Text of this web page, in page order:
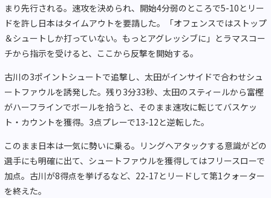
まり先行される。速攻を決められ、開始4分弱のところで5-10とリー
ドを許し日本はタイムアウトを要請した。「オフェンスではストップ
＆シュートしか打っていない。もっとアグレッシブに」とラマスコー
チから指示を受けると、ここから反撃を開始する。
古川の3ポイントシュートで追撃し、太田がインサイドで合わせシュ
ートファウルを誘発した。残り3分33秒、太田のスティールから富樫
がハーフラインでボールを拾うと、そのまま速攻に転じてバスケッ
ト・カウントを獲得。3点プレーで13-12と逆転した。
このまま日本は一気に勢いに乗る。リングへアタックする意識がどの
選手にも明確に出て、シュートファウルを獲得してはフリースローで
加点。古川が8得点を挙げるなど、22-17とリードして第1クォーター
を終えた。